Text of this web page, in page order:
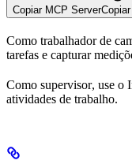
Copiar MCP Server
Como trabalhador de
tarefas e capturar
Como supervisor, use o
atividades de trabalho.